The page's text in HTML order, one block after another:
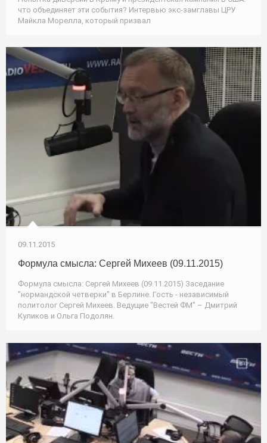
что объединяет эти события? Интервью экс-замглавы ЦРУ
Майкла Морелла, который призвал
09.11.2015
Формула смысла: Сергей Михеев (09.11.2015)
Формула смысла: Сергей Михеев (09.11.2015) Заседание
"нормандской четверки" в Берлине. Гость - независимый
политолог Сергей Михеев. Ведущие "Вестей ФМ" – Дмитрий
Куликов и Ольга Подолян.